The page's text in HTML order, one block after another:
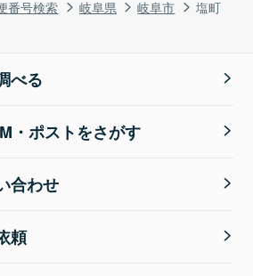
番号検索 岐阜県 岐阜市 塩町
べる
・ポストをさがす
合わせ
頼